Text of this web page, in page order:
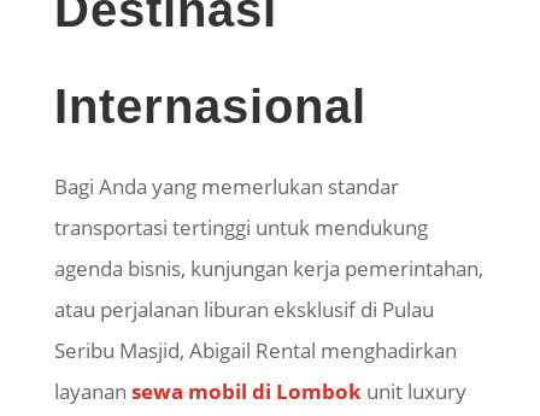
Internasional
Bagi Anda yang memerlukan standar
transportasi tertinggi untuk mendukung
agenda bisnis, kunjungan kerja pemerintahan,
atau perjalanan liburan eksklusif di Pulau
Seribu Masjid, Abigail Rental menghadirkan
layanan sewa mobil di Lombokunit luxury